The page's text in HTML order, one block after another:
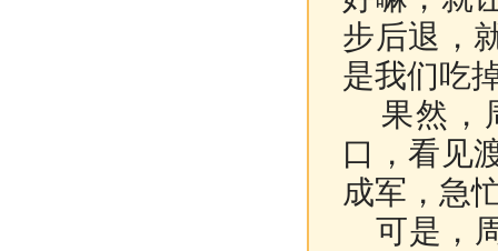
步后退，
是我们吃
果然，
口，看见
成军，急
可是，